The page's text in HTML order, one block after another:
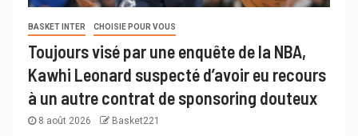
BASKET INTER CHOISIE POUR VOUS
Toujours visé par une enquête de la NBA,
Kawhi Leonard suspecté d’avoir eu recours
à un autre contrat de sponsoring douteux
8 août 2026 Basket221